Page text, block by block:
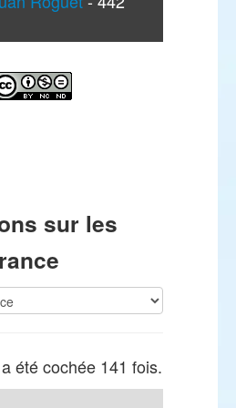
sur les
été cochée 141 fois.